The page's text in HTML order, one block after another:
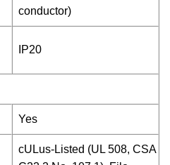
conductor)
IP20
Yes
cULus-Listed (UL 508, CSA